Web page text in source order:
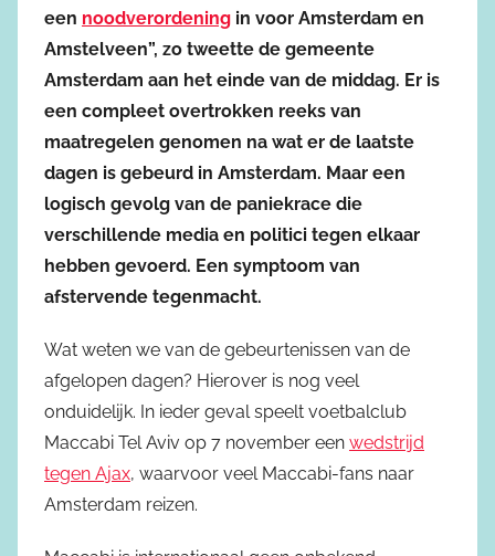
een noodverordening in voor Amsterdam en
Amstelveen”, zo tweette de gemeente
Amsterdam aan het einde van de middag. Er is
een compleet overtrokken reeks van
maatregelen genomen na wat er de laatste
dagen is gebeurd in Amsterdam. Maar een
logisch gevolg van de paniekrace die
verschillende media en politici tegen elkaar
hebben gevoerd. Een symptoom van
afstervende tegenmacht.
Wat weten we van de gebeurtenissen van de
afgelopen dagen? Hierover is nog veel
onduidelijk. In ieder geval speelt voetbalclub
Maccabi Tel Aviv op 7 november een wedstrijd
tegen Ajax, waarvoor veel Maccabi-fans naar
Amsterdam reizen.